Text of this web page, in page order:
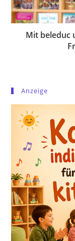
Mit beleduc
Anzeige